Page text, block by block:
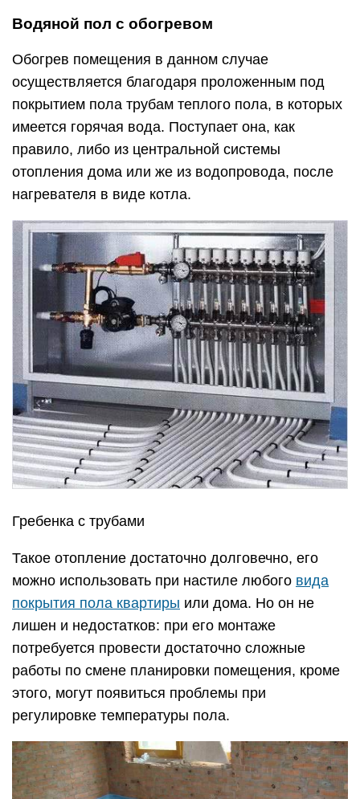
Водяной пол с обогревом
Обогрев помещения в данном случае
осуществляется благодаря проложенным под
покрытием пола трубам теплого пола, в которых
имеется горячая вода. Поступает она, как
правило, либо из центральной системы
отопления дома или же из водопровода, после
нагревателя в виде котла.
Гребенка с трубами
Такое отопление достаточно долговечно, его
можно использовать при настиле любого вида
покрытия пола квартиры или дома. Но он не
лишен и недостатков: при его монтаже
потребуется провести достаточно сложные
работы по смене планировки помещения, кроме
этого, могут появиться проблемы при
регулировке температуры пола.